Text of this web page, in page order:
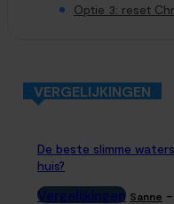
Optie 3: reset
VERGELIJKINGEN
De beste slimme
huis?
Vergelijkingen Sanne -